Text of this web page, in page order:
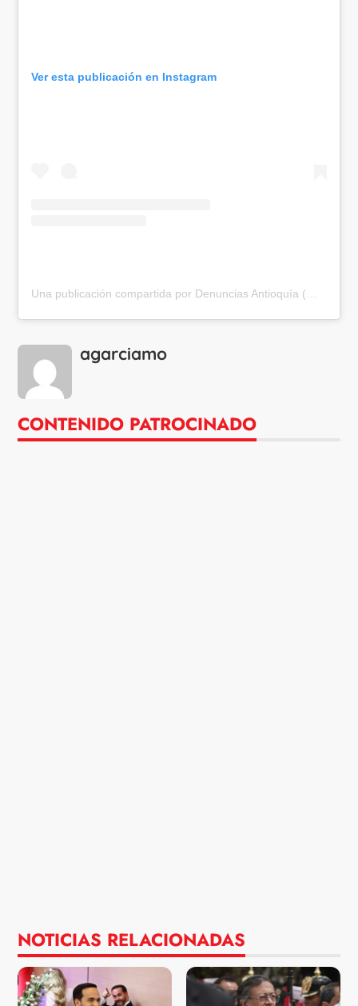
Ver esta publicación en Instagram
agarciamo
CONTENIDO PATROCINADO
NOTICIAS RELACIONADAS